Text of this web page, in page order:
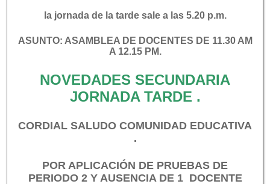
Navegación
Atención a la comunidad
la jornada de la tarde sale a las 5.20 p.m.
ASUNTO: ASAMBLEA DE DOCENTES DE 11.30 AM
A 12.15 PM.
NOVEDADES SECUNDARIA
JORNADA TARDE .
CORDIAL SALUDO COMUNIDAD EDUCATIVA
.
POR APLICACIÓN DE PRUEBAS DE
PERIODO 2 Y AUSENCIA DE 1 DOCENTE